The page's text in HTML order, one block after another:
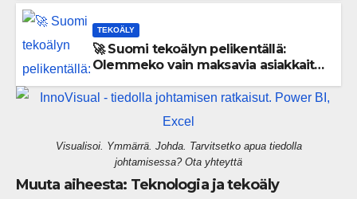
TEKOÄLY
🚀 Suomi tekoälyn pelikentällä:
Olemmeko vain maksavia asiakkaita
gigatehtaan?
Visualisoi. Ymmärrä. Johda. Tarvitsetko apua tiedolla
johtamisessa? Ota yhteyttä
Muuta aiheesta: Teknologia ja tekoäly